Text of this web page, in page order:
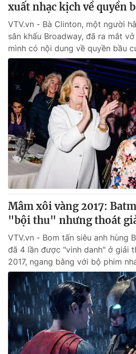
xuất nhạc kịch về quyền
VTV.vn - Bà Clinton, một người
sân khấu Broadway, đã ra mắt
mình có nội dung về quyền bầu
Mâm xôi vàng 2017:
"bội thu" nhưng thoát
VTV.vn - Bom tấn siêu anh hùng
đã 4 lần được "vinh danh" ở giải
2017, ngang bằng với bộ phim